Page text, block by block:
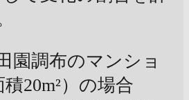
園調布のマンショ
20m²）の場合